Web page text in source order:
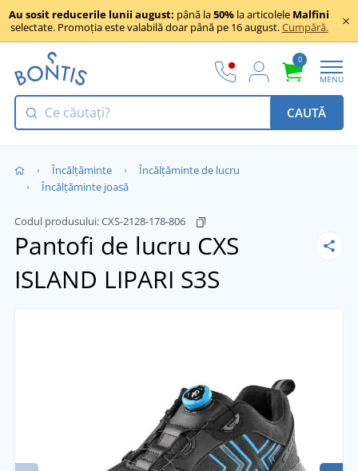
Au sosit reducerile lunii august: până la50% la articolele Malfini
selectate. Promoția este valabilă doar până pe 16 august.Cumpără.
0
MENU
CAUTĂ
Încălţăminte
Încălțăminte de lucru
Încălțăminte joasă
Codul produsului:CXS-2128-178-806
Pantofi de lucru CXS
ISLAND LIPARI S3S